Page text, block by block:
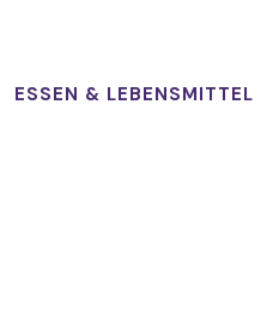
ESSEN & LEBENSMITTEL